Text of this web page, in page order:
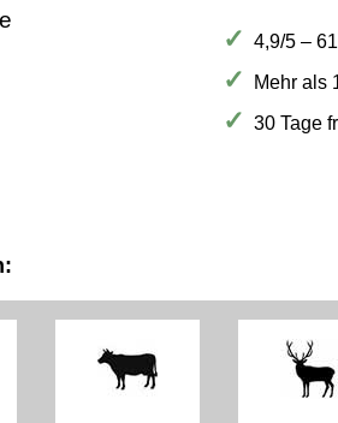
4,9/5 –
Mehr als
30 Tage